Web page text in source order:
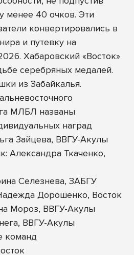
менее 40 очков. Эти
конвертировались в
и путевку на
Хабаровский «Восток»
серебряных медалей.
из Забайкалья.
МЛБЛ названы
наград
Зайцева, ВВГУ-Акулы
Александра Ткаченко,
Селезнева, ЗАБГУ
Дорошенко, Восток
Мороз, ВВГУ-Акулы
ВВГУ-Акулы
команд